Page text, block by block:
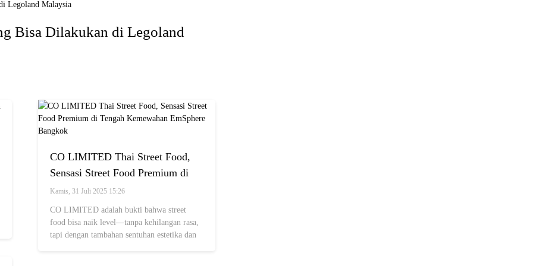
Bisa Dilakukan di Legoland
CO LIMITED Thai Street Food,
Sensasi Street Food Premium di
Tengah Kemewahan EmSphere
Bangkok
Kamis, 31 Juli 2025 15:26
CO LIMITED adalah bukti bahwa street
food bisa naik level—tanpa kehilangan rasa,
tapi dengan tambahan sentuhan estetika dan